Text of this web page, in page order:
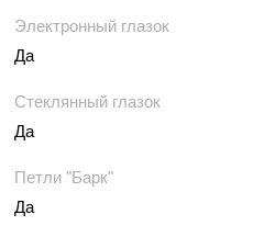
Электронный глазок
Да
Стеклянный глазок
Да
Петли "Барк"
Да